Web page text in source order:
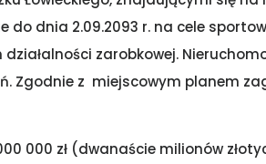
dnia 2.09.2093 r. na cele
zarobkowej.
Zgodnie z miejscowym planem
000 zł (dwanaście milionów